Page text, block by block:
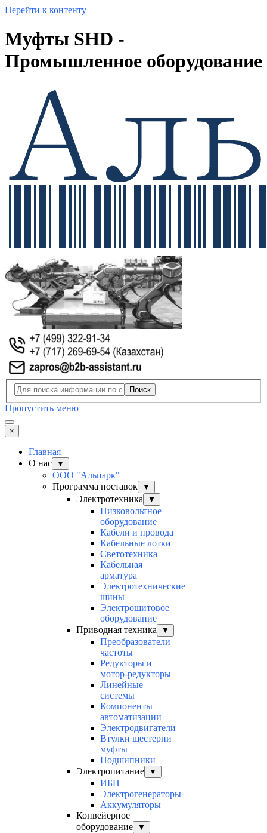
Перейти к контенту
Муфты SHD -
Промышленное оборудование
Поиск
Пропустить меню
×
Главная
О нас
▼
ООО "Альпарк"
Программа поставок
▼
Электротехника ▼
Низковольтное
оборудование
Кабели и провода
Кабельные лотки
Светотехника
Кабельная
арматура
Электротехнические
шины
Электрощитовое
оборудование
Приводная техника
▼
Преобразователи
частоты
Редукторы и
мотор-редукторы
Линейные
системы
Компоненты
автоматизации
Электродвигатели
Втулки шестерни
муфты
Подшипники
Электропитание
▼
ИБП
Электрогенераторы
Аккумуляторы
Конвейерное
оборудование
▼